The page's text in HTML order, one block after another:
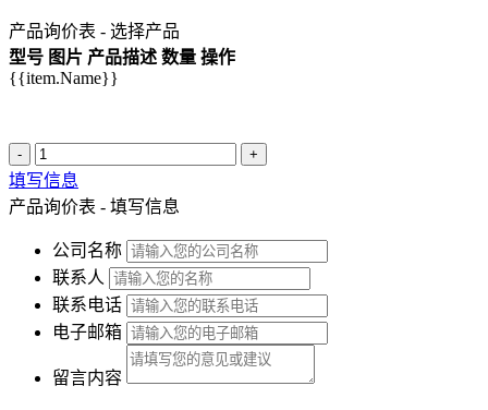
产品询价表 - 选择产品
型号 图片 产品描述 数量 操作
{{item.Name}}
- +
填写信息
产品询价表 - 填写信息
公司名称
联系人
联系电话
电子邮箱
留言内容